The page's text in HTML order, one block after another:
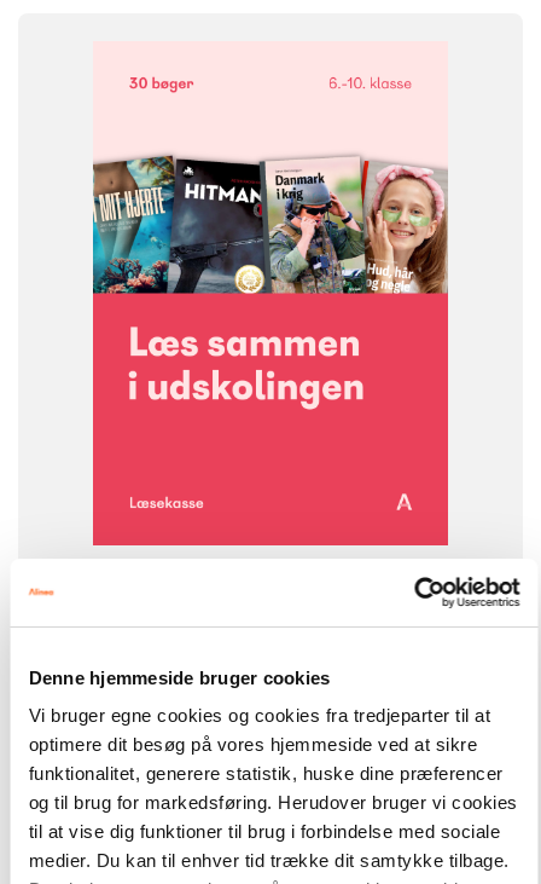
Denne hjemmeside bruger cookies
Vi bruger egne cookies og cookies fra tredjeparter til at
optimere dit besøg på vores hjemmeside ved at sikre
funktionalitet, generere statistik, huske dine præferencer
og til brug for markedsføring. Herudover bruger vi cookies
til at vise dig funktioner til brug i forbindelse med sociale
medier. Du kan til enhver tid trække dit samtykke tilbage.
FORMAT
Bogpakke, fysisk
9788723579614
Læs sammen i udskolingen
5.118,00 kr.
FAG
Dansk
NIVEAU
6. klasse 7. klasse 8. klasse 9. klasse 10. klasse
FORMAT
Bogpakke, fysisk